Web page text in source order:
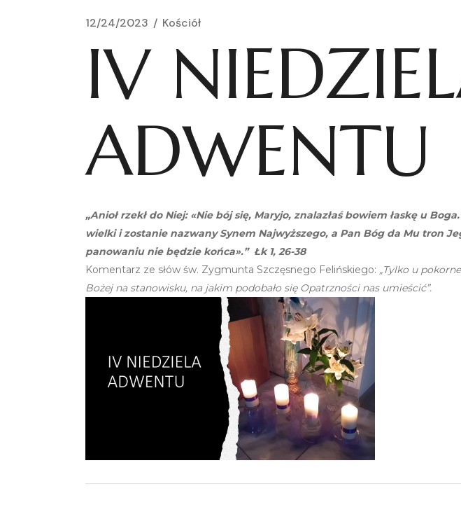
12/24/2023 Kościół
IV
ADWENTU
„Anioł rzekł do Niej: «Nie bój się, Maryjo, znalazłaś bowiem łaskę u
wielki i zostanie nazwany Synem Najwyższego, a Pan Bóg da Mu tron
panowaniu nie będzie końca».” Łk 1, 26-38
Komentarz ze słów św. Zygmunta Szczęsnego Felińskiego: „Tylko u
Bożej na stanowisku, na jakim podobało się Opatrzności nas umieścić”.